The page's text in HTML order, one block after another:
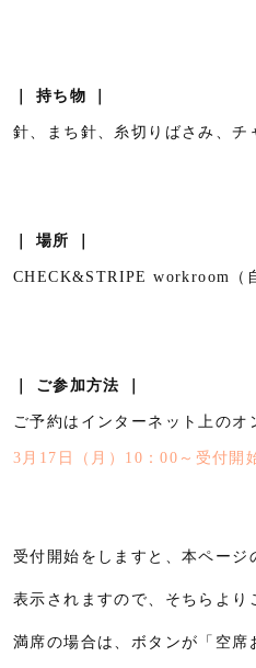
｜ 持ち物 ｜
針、まち針、糸切りばさみ、チ
｜ 場所 ｜
CHECK&STRIPE workroom（
｜ ご参加方法 ｜
ご予約はインターネット上のオ
3月17日（月）10：00～受付開
受付開始をしますと、本ページ
表示されますので、そちらより
満席の場合は、ボタンが「空席